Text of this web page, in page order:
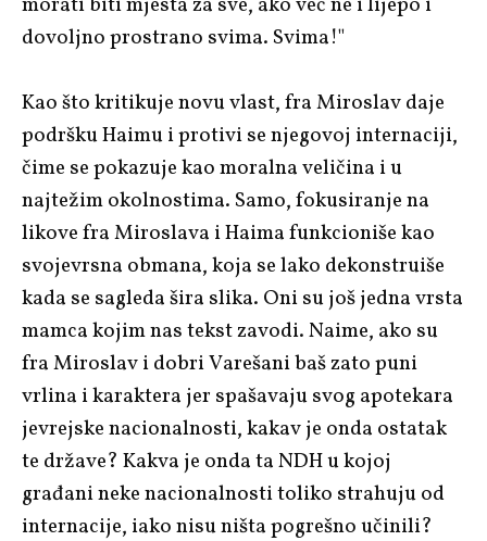
dovoljno prostrano svima. Svima!"
Kao što kritikuje novu vlast, fra Miroslav daje
podršku Haimu i protivi se njegovoj internaciji,
čime se pokazuje kao moralna veličina i u
najtežim okolnostima. Samo, fokusiranje na
likove fra Miroslava i Haima funkcioniše kao
svojevrsna obmana, koja se lako dekonstruiše
kada se sagleda šira slika. Oni su još jedna vrsta
mamca kojim nas tekst zavodi. Naime, ako su
fra Miroslav i dobri Varešani baš zato puni
vrlina i karaktera jer spašavaju svog apotekara
jevrejske nacionalnosti, kakav je onda ostatak
te države? Kakva je onda ta NDH u kojoj
građani neke nacionalnosti toliko strahuju od
internacije, iako nisu ništa pogrešno učinili?